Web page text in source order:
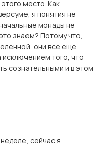
место. Как
я понятия не
монады не
знаем? Потому что,
они все еще
того, что
сознательными и в этом
сейчас я